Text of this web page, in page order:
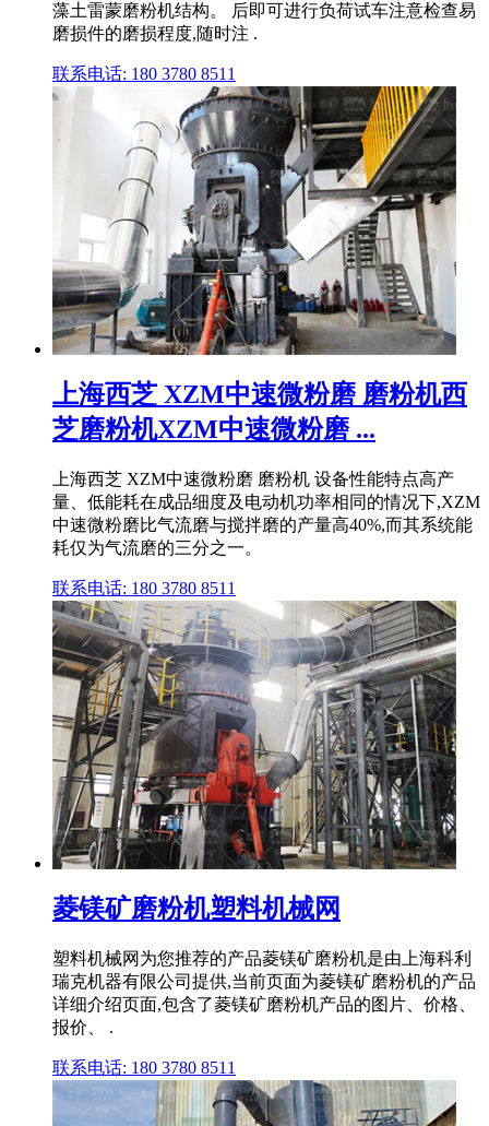
藻土雷蒙磨粉机结构。 后即可进行负荷试车注意检查易
磨损件的磨损程度,随时注 .
联系电话: 180 3780 8511
上海西芝 XZM中速微粉磨 磨粉机西
芝磨粉机XZM中速微粉磨 ...
上海西芝 XZM中速微粉磨 磨粉机 设备性能特点高产
量、低能耗在成品细度及电动机功率相同的情况下,XZM
中速微粉磨比气流磨与搅拌磨的产量高40%,而其系统能
耗仅为气流磨的三分之一。
联系电话: 180 3780 8511
菱镁矿磨粉机塑料机械网
塑料机械网为您推荐的产品菱镁矿磨粉机是由上海科利
瑞克机器有限公司提供,当前页面为菱镁矿磨粉机的产品
详细介绍页面,包含了菱镁矿磨粉机产品的图片、价格、
报价、 .
联系电话: 180 3780 8511